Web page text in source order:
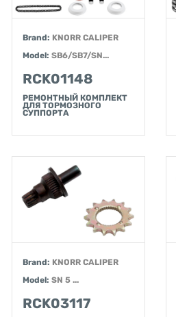
Brand: KNORR CALIPER
Model: SB6/SB7/SN...
RCK01148
РЕМОНТНЫЙ КОМПЛЕКТ
ДЛЯ ТОРМОЗНОГО
СУППОРТА
Brand: KNORR CALIPER
Model: SN 5 ...
RCK03117